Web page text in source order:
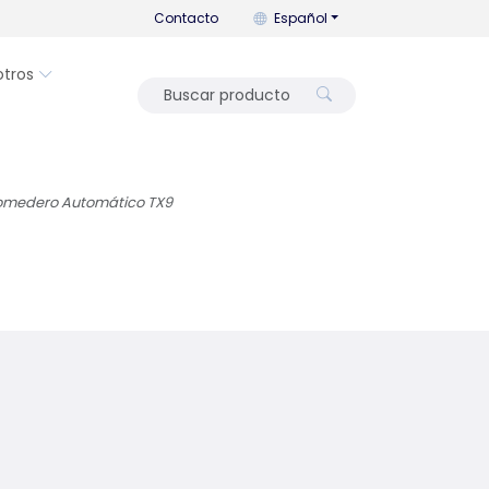
Contacto Puedes cambiar el idioma con
Español
Automático TX9